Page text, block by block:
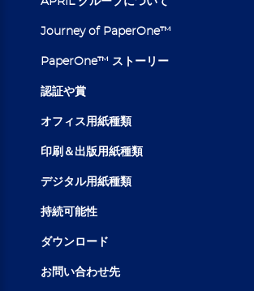
Journey of PaperOne™
PaperOne™ ストーリー
認証や賞
オフィス用紙種類
印刷＆出版用紙種類
デジタル用紙種類
持続可能性
ダウンロード
お問い合わせ先